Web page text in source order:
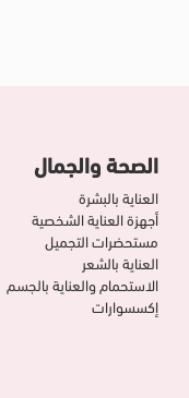
الصحة والجمال
العناية بالبشرة
أجهزة العناية الشخصية
مستحضرات التجميل
العناية بالشعر
الاستحمام والعناية بالجسم
إكسسوارات